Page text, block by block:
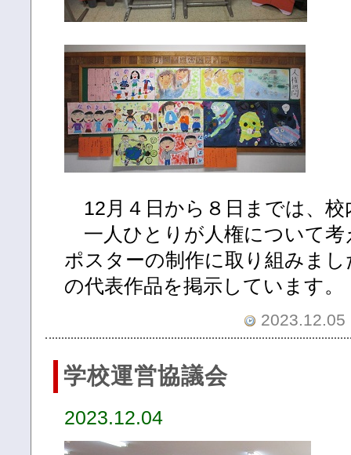
12月４日から８日までは、校
一人ひとりが人権について考
ポスターの制作に取り組みま
の代表作品を掲示しています。
学校運営協議会
2023.12.04